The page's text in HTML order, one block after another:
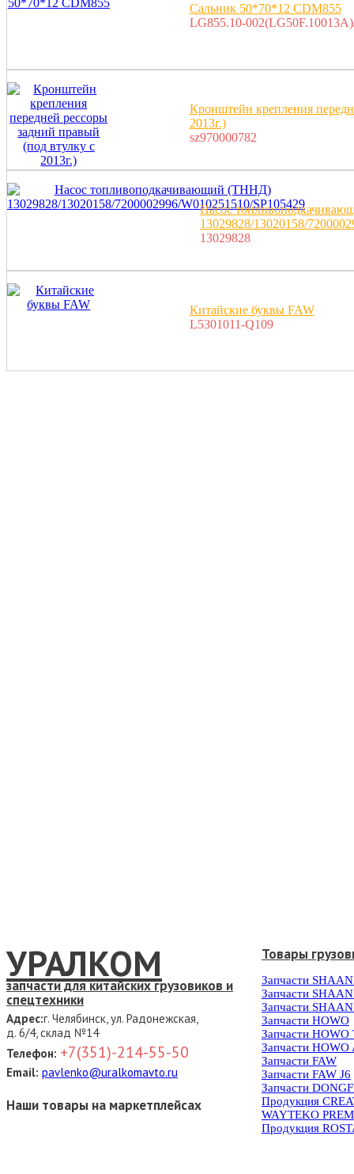
Сальник 50*70*12 CDM855
LG855.10-
Кронштейн крепления
2013г.)
sz970000782
Насос
13029828/13020158/
13029828
Китайские буквы FAW
L5301011-Q109
УРАЛКОМ
запчасти для китайских грузовиков и
спецтехники
Адрес:г. Челябинск, ул. Радонежская,
д. 6/4, склад №14
Телефон: +7(351)-214-55-50
Email: pavlenko@uralkomavto.ru
Наши товары на маркетплейсах
Товары
Запчасти
Запчасти
Запчасти
Запчасти HOWO
Запчасти HOWO
Запчасти HOWO
Запчасти FAW
Запчасти FAW J6
Запчасти
Продукция
WAYTEKO
Продукция